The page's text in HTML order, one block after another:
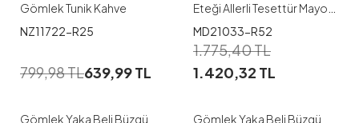
Gömlek Tunik Kahve
NZ11722-R25
799,98TL639,99TL
Eteği Allerli Tesettür Mayo
Siyah
MD21033-R52
1.775,40TL
1.420,32 TL
42
Gömlek Yaka Beli Büzgü
38 42
Gömlek Yaka Beli Büzgü